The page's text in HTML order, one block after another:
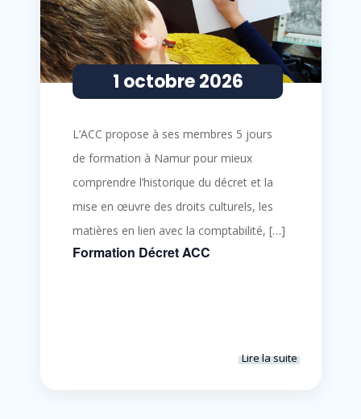
1 octobre 2026
Formation Décret ACC
L’ACC propose à ses membres 5 jours
de formation à Namur pour mieux
comprendre l’historique du décret et la
mise en œuvre des droits culturels, les
matières en lien avec la comptabilité, […]
Lire la suite